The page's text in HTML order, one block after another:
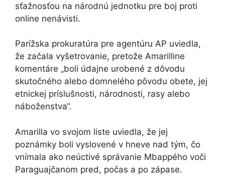
sťažnosťou na národnú jednotku pre boj proti
online nenávisti.
Parížska prokuratúra pre agentúru AP uviedla,
že začala vyšetrovanie, pretože Amarilline
komentáre „boli údajne urobené z dôvodu
skutočného alebo domnelého pôvodu obete, jej
etnickej príslušnosti, národnosti, rasy alebo
náboženstva“.
Amarilla vo svojom liste uviedla, že jej
poznámky boli vyslovené v hneve nad tým, čo
vnímala ako neúctivé správanie Mbappého voči
Paraguajčanom pred, počas a po zápase.